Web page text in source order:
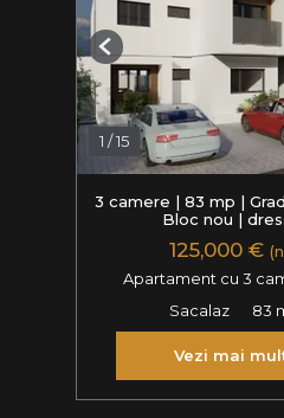
1 /15
Previous
3 camere | 83 mp |
Bloc nou |
125,000 €
Apartament cu 3
Sacalaz
83
Vezi mai